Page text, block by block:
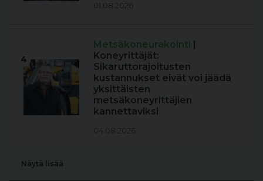
01.08.2026
4
Metsäkoneurakointi |
Koneyrittäjät:
Sikaruttorajoitusten
kustannukset eivät voi jäädä
yksittäisten
metsäkoneyrittäjien
kannettaviksi
04.08.2026
Näytä lisää